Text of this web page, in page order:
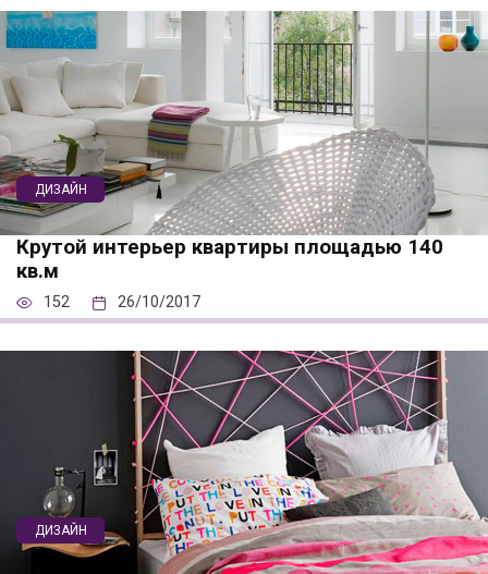
ДИЗАЙН
Крутой интерьер квартиры площадью 140
кв.м
152 26/10/2017
ДИЗАЙН